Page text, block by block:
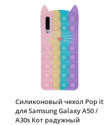
Силиконовый чехол Pop it
для Samsung Galaxy A50 /
A30s Кот радужный